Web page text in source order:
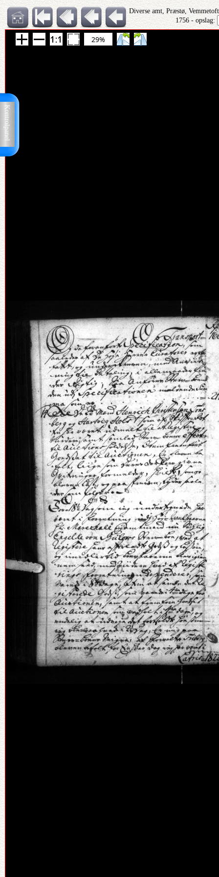
Kontrolpanel
Diverse amt, Præstø,
1756 - opslag:
29%